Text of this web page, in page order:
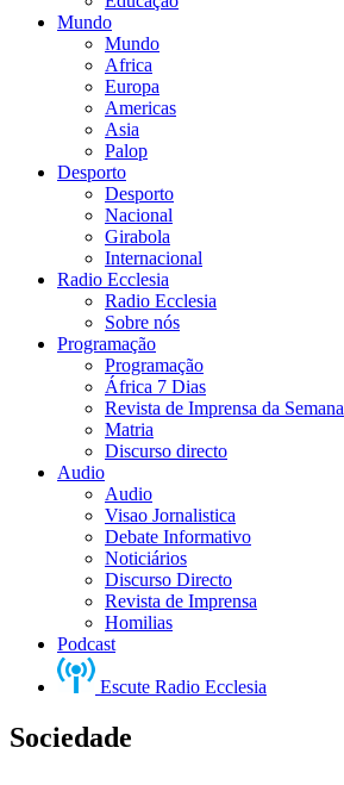
Mundo
Mundo
Africa
Europa
Americas
Asia
Palop
Desporto
Desporto
Nacional
Girabola
Internacional
Radio Ecclesia
Radio Ecclesia
Sobre nós
Programação
Programação
África 7 Dias
Revista de Imprensa da Semana
Matria
Discurso directo
Audio
Audio
Visao Jornalistica
Debate Informativo
Noticiários
Discurso Directo
Revista de Imprensa
Homilias
Podcast
Escute Radio Ecclesia
Sociedade